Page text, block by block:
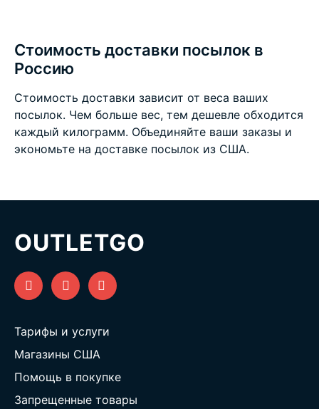
Стоимость доставки посылок в
Россию
Стоимость доставки зависит от веса ваших
посылок. Чем больше вес, тем дешевле обходится
каждый килограмм. Объединяйте ваши заказы и
экономьте на доставке посылок из США.
OUTLETGO
Тарифы и услуги
Магазины США
Помощь в покупке
Запрещенные товары